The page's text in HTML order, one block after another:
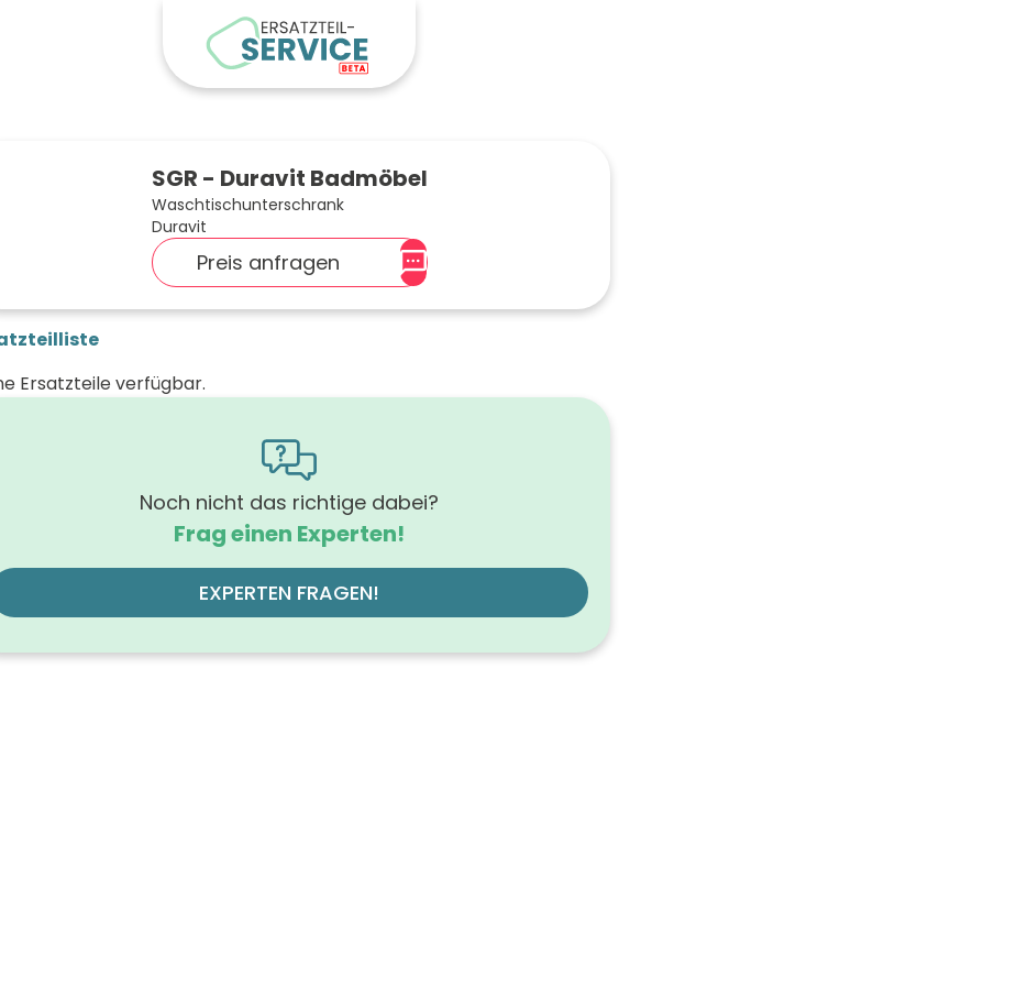
SGR - Duravit Badmöbel
Waschtischunterschrank
Duravit
Preis anfragen
Ersatzteile verfügbar.
Noch nicht das richtige dabei?
Frag einen Experten!
EXPERTEN FRAGEN!